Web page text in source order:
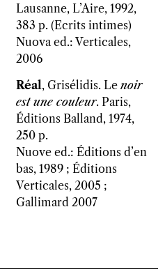
Lausanne, L’Aire, 1992,
383 p. (Ecrits intimes)
Nuova ed.: Verticales,
2006
Réal, Grisélidis. Le noir
est une couleur. Paris,
Éditions Balland, 1974,
250 p.
Nuove ed.: Éditions d’en
bas, 1989 ; Éditions
Verticales, 2005 ;
Gallimard 2007